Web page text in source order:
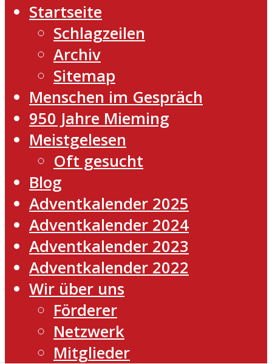
Startseite
Schlagzeilen
Archiv
Sitemap
Menschen im Gespräch
950 Jahre Mieming
Meistgelesen
Oft gesucht
Blog
Adventkalender 2025
Adventkalender 2024
Adventkalender 2023
Adventkalender 2022
Wir über uns
Förderer
Netzwerk
Mitglieder